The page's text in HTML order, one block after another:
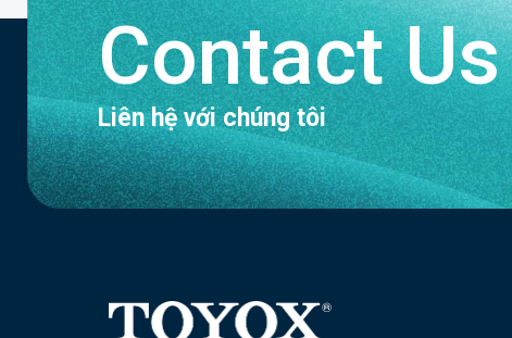
Contact Us
Liên hệ với chúng tôi